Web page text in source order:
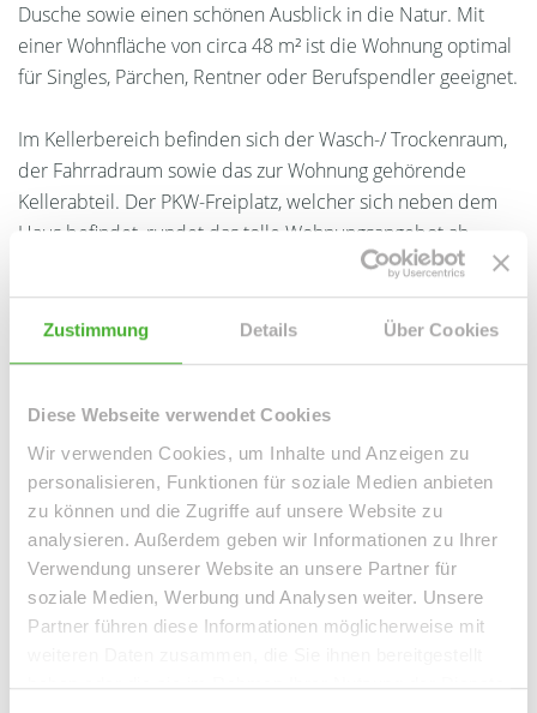
Zustimmung Details Über Cookies
Diese Webseite verwendet Cookies
Wir verwenden Cookies, um Inhalte und Anzeigen zu
personalisieren, Funktionen für soziale Medien anbieten
zu können und die Zugriffe auf unsere Website zu
analysieren. Außerdem geben wir Informationen zu Ihrer
Verwendung unserer Website an unsere Partner für
soziale Medien, Werbung und Analysen weiter. Unsere
Partner führen diese Informationen möglicherweise mit
haben oder die sie im Rahmen Ihrer Nutzung der Dienste
Dusche sowie einen schönen Ausblick in die Natur. Mit
einer Wohnfläche von circa 48 m² ist die Wohnung optimal
für Singles, Pärchen, Rentner oder Berufspendler geeignet.
Im Kellerbereich befinden sich der Wasch-/ Trockenraum,
der Fahrradraum sowie das zur Wohnung gehörende
Kellerabteil. Der PKW-Freiplatz, welcher sich neben dem
Haus befindet, rundet das tolle Wohnungsangebot ab.
Frau Peggy Günther
Telefax: 004934298549075